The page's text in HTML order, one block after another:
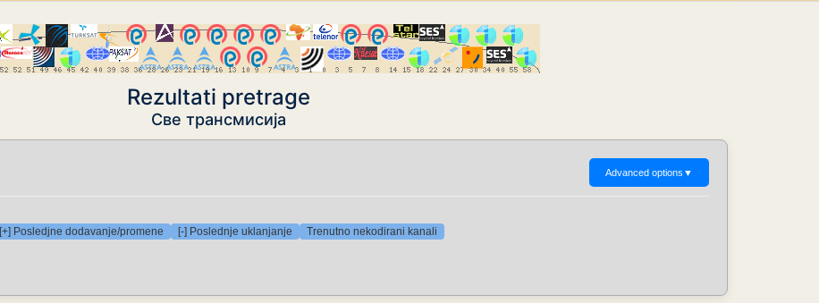
Rezultati pretrage
Све трансмисија
Advanced options ▼
[+] Posledjne dodavanje/promene [-] Poslednje uklanjanje Trenutno nekodirani kanali